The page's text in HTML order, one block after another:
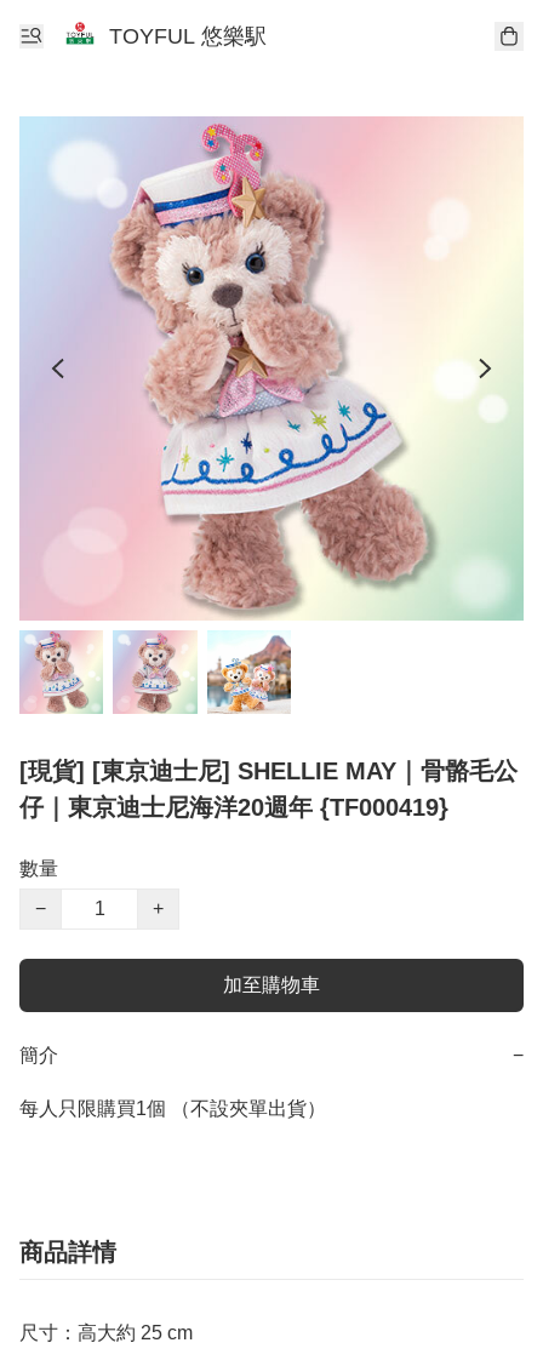
TOYFUL 悠樂駅
[現貨] [東京迪士尼] SHELLIE MAY｜骨骼毛公
仔｜東京迪士尼海洋20週年 {TF000419}
數量
−
+
加至購物車
簡介 −
每人只限購買1個 （不設夾單出貨）
商品詳情
尺寸：高大約 25 cm